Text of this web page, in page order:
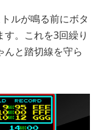
ルが鳴る前にボタ
。これを3回繰り
んと踏切線を守ら